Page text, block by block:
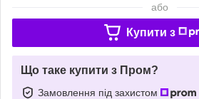
або
Купити з
Що таке купити з Пром?
Замовлення під захистом